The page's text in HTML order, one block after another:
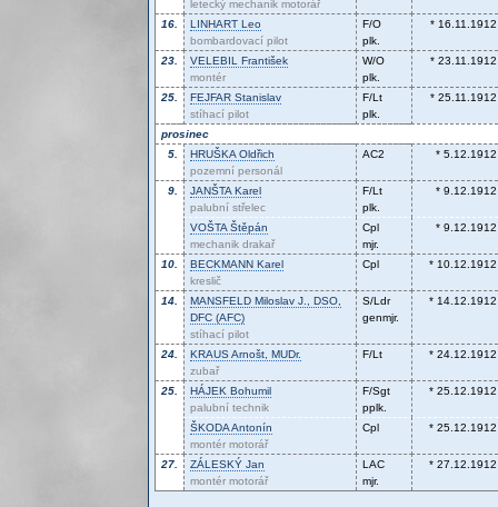
letecký mechanik motorář
16. LINHART Leo
bombardovací pilot
F/O
plk.
* 16.11.1912
23. VELEBIL
František
montér
W/O
plk.
* 23.11.1912
25. FEJFAR Stanislav
stíhací pilot
F/Lt
plk.
* 25.11.1912
prosinec
5.
HRUŠKA Oldřich
pozemní personál
AC2 * 5.12.1912
9. JANŠTA Karel
palubní střelec
F/Lt
plk.
* 9.12.1912
VOŠTA Štěpán
mechanik drakař
Cpl
mjr.
* 9.12.1912
10. BECKMANN Karel
kreslič
Cpl * 10.12.1912
14. MANSFELD Miloslav J., DSO,
DFC (AFC)
stíhací pilot
S/Ldr
genmjr.
* 14.12.1912
24. KRAUS Arnošt, MUDr.
zubař
F/Lt * 24.12.1912
25. HÁJEK Bohumil
palubní technik
F/Sgt
pplk.
* 25.12.1912
ŠKODAAntonín
montér motorář
Cpl * 25.12.1912
27. ZÁLESKÝ Jan
montér motorář
LAC
mjr.
* 27.12.1912